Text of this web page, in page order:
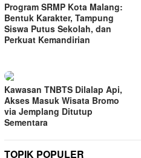
Program SRMP Kota Malang:
Bentuk Karakter, Tampung
Siswa Putus Sekolah, dan
Perkuat Kemandirian
Kawasan TNBTS Dilalap Api,
Akses Masuk Wisata Bromo
via Jemplang Ditutup
Sementara
TOPIK POPULER